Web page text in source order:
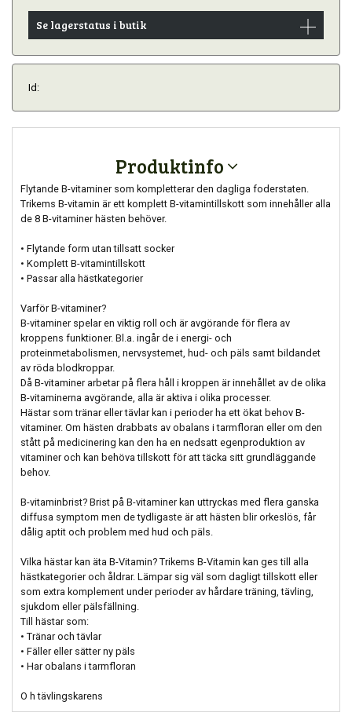
Se lagerstatus i butik
Id:
Produktinfo
Flytande B-vitaminer som kompletterar den dagliga foderstaten.
Trikems B-vitamin är ett komplett B-vitamintillskott som innehåller alla
de 8 B-vitaminer hästen behöver.
• Flytande form utan tillsatt socker
• Komplett B-vitamintillskott
• Passar alla hästkategorier
Varför B-vitaminer?
B-vitaminer spelar en viktig roll och är avgörande för flera av
kroppens funktioner. Bl.a. ingår de i energi- och
proteinmetabolismen, nervsystemet, hud- och päls samt bildandet
av röda blodkroppar.
Då B-vitaminer arbetar på flera håll i kroppen är innehållet av de olika
B-vitaminerna avgörande, alla är aktiva i olika processer.
Hästar som tränar eller tävlar kan i perioder ha ett ökat behov B-
vitaminer. Om hästen drabbats av obalans i tarmfloran eller om den
stått på medicinering kan den ha en nedsatt egenproduktion av
vitaminer och kan behöva tillskott för att täcka sitt grundläggande
behov.
B-vitaminbrist? Brist på B-vitaminer kan uttryckas med flera ganska
diffusa symptom men de tydligaste är att hästen blir orkeslös, får
dålig aptit och problem med hud och päls.
Vilka hästar kan äta B-Vitamin? Trikems B-Vitamin kan ges till alla
hästkategorier och åldrar. Lämpar sig väl som dagligt tillskott eller
som extra komplement under perioder av hårdare träning, tävling,
sjukdom eller pälsfällning.
Till hästar som:
• Tränar och tävlar
• Fäller eller sätter ny päls
• Har obalans i tarmfloran
O h tävlingskarens